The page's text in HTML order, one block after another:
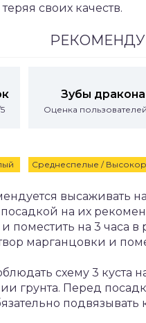
своих качеств.
Среднеспелые /
Зубы дракона
Оценка
высаживать
на их
поместить на 3 часа
марганцовки и
схему 3 куста
грунта. Перед
подвязывать